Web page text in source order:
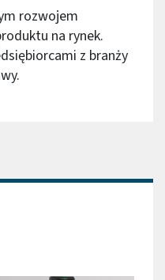
rozwojem
na rynek.
z branży